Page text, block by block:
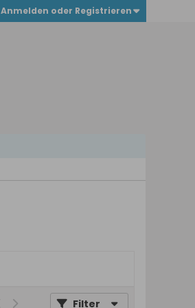
Anmelden oder Registrieren
Filter